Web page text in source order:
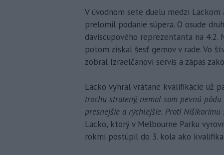
V úvodnom sete duelu medzi
prelomil podanie súpera. O osude
daviscupového reprezentanta na
potom získal šesť gemov v rade. Vo
zobral Izraelčanovi servis a zápas
Lacko vyhral vrátane kvalifikácie už
trochu stratený, nemal som pevnú
presnejšie a rýchlejšie. Proti
Lacko, ktorý v Melbourne Parku
rokmi postúpil do 3. kola ako